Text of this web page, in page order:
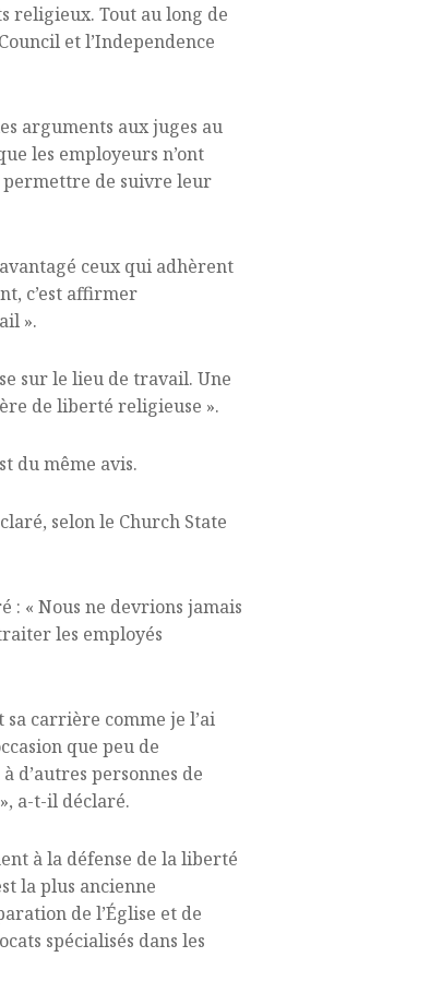
religieux. Tout au long de
et l’Independence
arguments aux juges au
les employeurs n’ont
permettre de suivre leur
ceux qui adhèrent
c’est affirmer
».
sur le lieu de travail. Une
de liberté religieuse ».
du même avis.
selon le Church State
: « Nous ne devrions jamais
les employés
carrière comme je l’ai
que peu de
d’autres personnes de
a-t-il déclaré.
à la défense de la liberté
la plus ancienne
de l’Église et de
spécialisés dans les